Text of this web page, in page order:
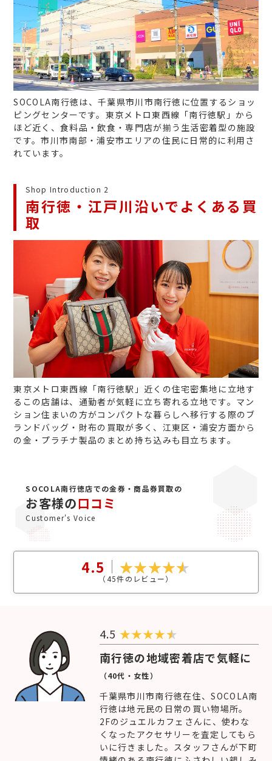
SOCOLA南行徳は、千葉県市川市南行徳に位置するショッ
ピングセンターです。東京メトロ東西線「南行徳駅」から
ほど近く、食料品・飲食・専門店が揃う生活密着型の施設
です。市川市南部・浦安市エリアの住民に日常的に利用さ
れています。
Shop Introduction 2
南行徳・江戸川沿いでよくある買
取
東京メトロ東西線「南行徳駅」近くの住宅密集地に立地す
るこの店舗は、通勤者が気軽に立ち寄れる立地です。マン
ション住まいの方がコンパクトな暮らしへ移行する際のブ
ランドバッグ・財布の買取が多く、江東区・浦安方面から
の金・プラチナ製品のまとめ持ち込みも目立ちます。
SOCOLA南行徳店での金券・商品券買取の
お客様の口コミ
Customer's Voice
4.5
（45件のレビュー）
4.5 ★★★★
南行徳の地域密着店で気軽に
（40代・女性）
千葉県市川市南行徳在住、SOCOLA南
行徳は地元民の日常の買い物場所。
2Fのジュエルカフェさんに、使わな
くなったアクセサリーを査定してもら
いに行きました。スタッフさんが下町